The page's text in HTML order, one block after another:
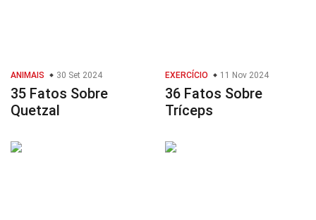
ANIMAIS 30 Set 2024
35 Fatos Sobre
Quetzal
EXERCÍCIO 11 Nov 2024
36 Fatos Sobre
Tríceps